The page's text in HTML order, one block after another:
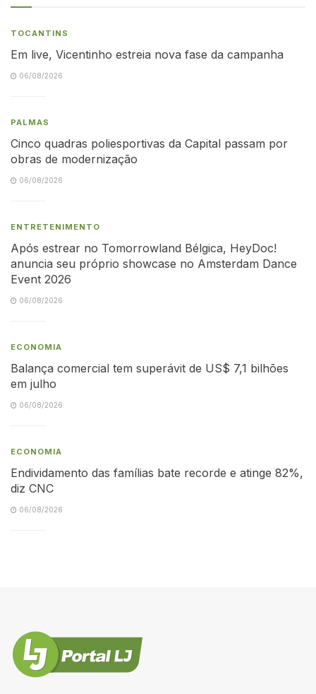
TOCANTINS
Em live, Vicentinho estreia nova fase da campanha
06/08/2026
PALMAS
Cinco quadras poliesportivas da Capital passam por
obras de modernização
06/08/2026
ENTRETENIMENTO
Após estrear no Tomorrowland Bélgica, HeyDoc!
anuncia seu próprio showcase no Amsterdam Dance
Event 2026
06/08/2026
ECONOMIA
Balança comercial tem superávit de US$ 7,1 bilhões
em julho
06/08/2026
ECONOMIA
Endividamento das famílias bate recorde e atinge 82%,
diz CNC
06/08/2026